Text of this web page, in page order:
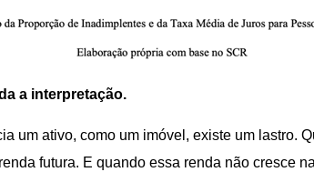
a interpretação.
um ativo, como um imóvel, existe um lastro.
futura. E quando essa renda não cresce